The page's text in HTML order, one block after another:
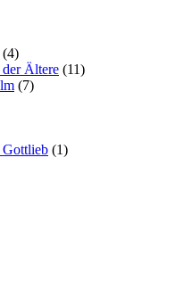
(4)
Ältere (11)
(7)
Gottlieb (1)